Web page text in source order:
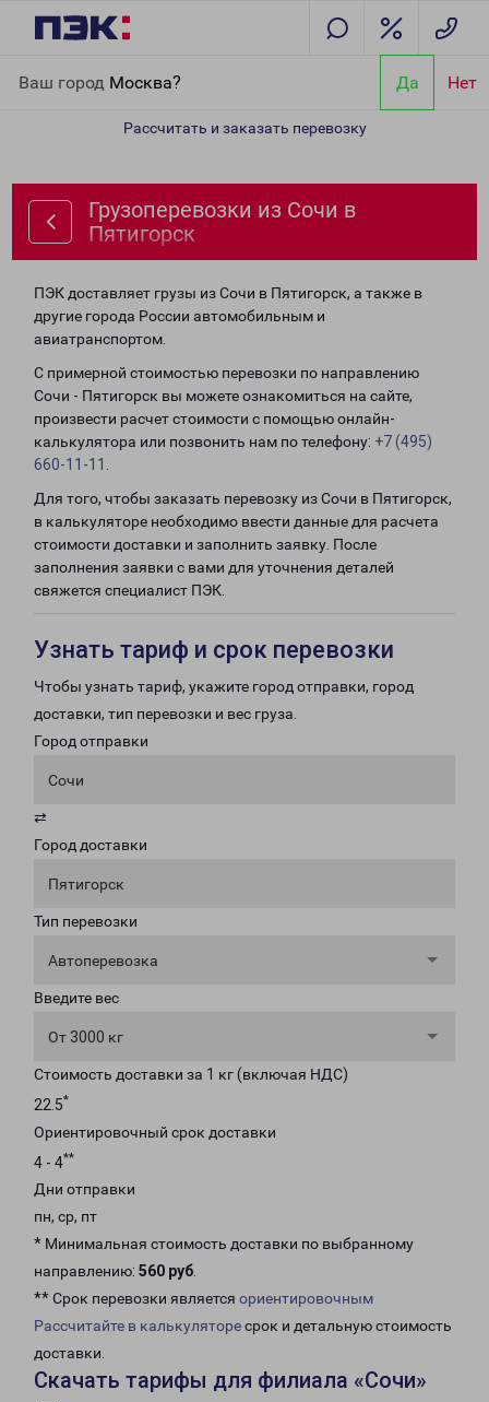
Ваш город Москва? Да Нет
Рассчитать и заказать перевозку
Грузоперевозки из Сочи в
Пятигорск
ПЭК доставляет грузы из Сочи в Пятигорск, а также в
другие города России автомобильным и
авиатранспортом.
С примерной стоимостью перевозки по направлению
Сочи - Пятигорск вы можете ознакомиться на сайте,
произвести расчет стоимости с помощью онлайн-
калькулятора или позвонить нам по телефону: +7 (495)
660-11-11
Для того, чтобы заказать перевозку из Сочи в Пятигорск,
в калькуляторе необходимо ввести данные для расчета
стоимости доставки и заполнить заявку. После
заполнения заявки с вами для уточнения деталей
свяжется специалист ПЭК.
Узнать тариф и срок перевозки
Чтобы узнать тариф, укажите город отправки, город
доставки, тип перевозки и вес груза.
Город отправки
Сочи
⇄
Город доставки
Пятигорск
Тип перевозки
Автоперевозка
Введите вес
От 3000 кг
Стоимость доставки за 1 кг (включая НДС)
22.5*
Ориентировочный срок доставки
4 - 4**
Дни отправки
пн, ср, пт
* Минимальная стоимость доставки по выбранному
направлению: 560 руб.
** Срок перевозки является ориентировочным
Рассчитайте в калькуляторесрок и детальную стоимость
доставки.
Скачать тарифы для филиала «Сочи»